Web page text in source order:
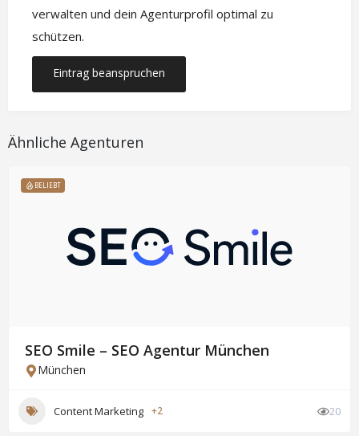
verwalten und dein Agenturprofil optimal zu
schützen.
Eintrag beanspruchen
Ähnliche Agenturen
BELIEBT
SEO Smile – SEO Agentur München
München
Content Marketing +2 20